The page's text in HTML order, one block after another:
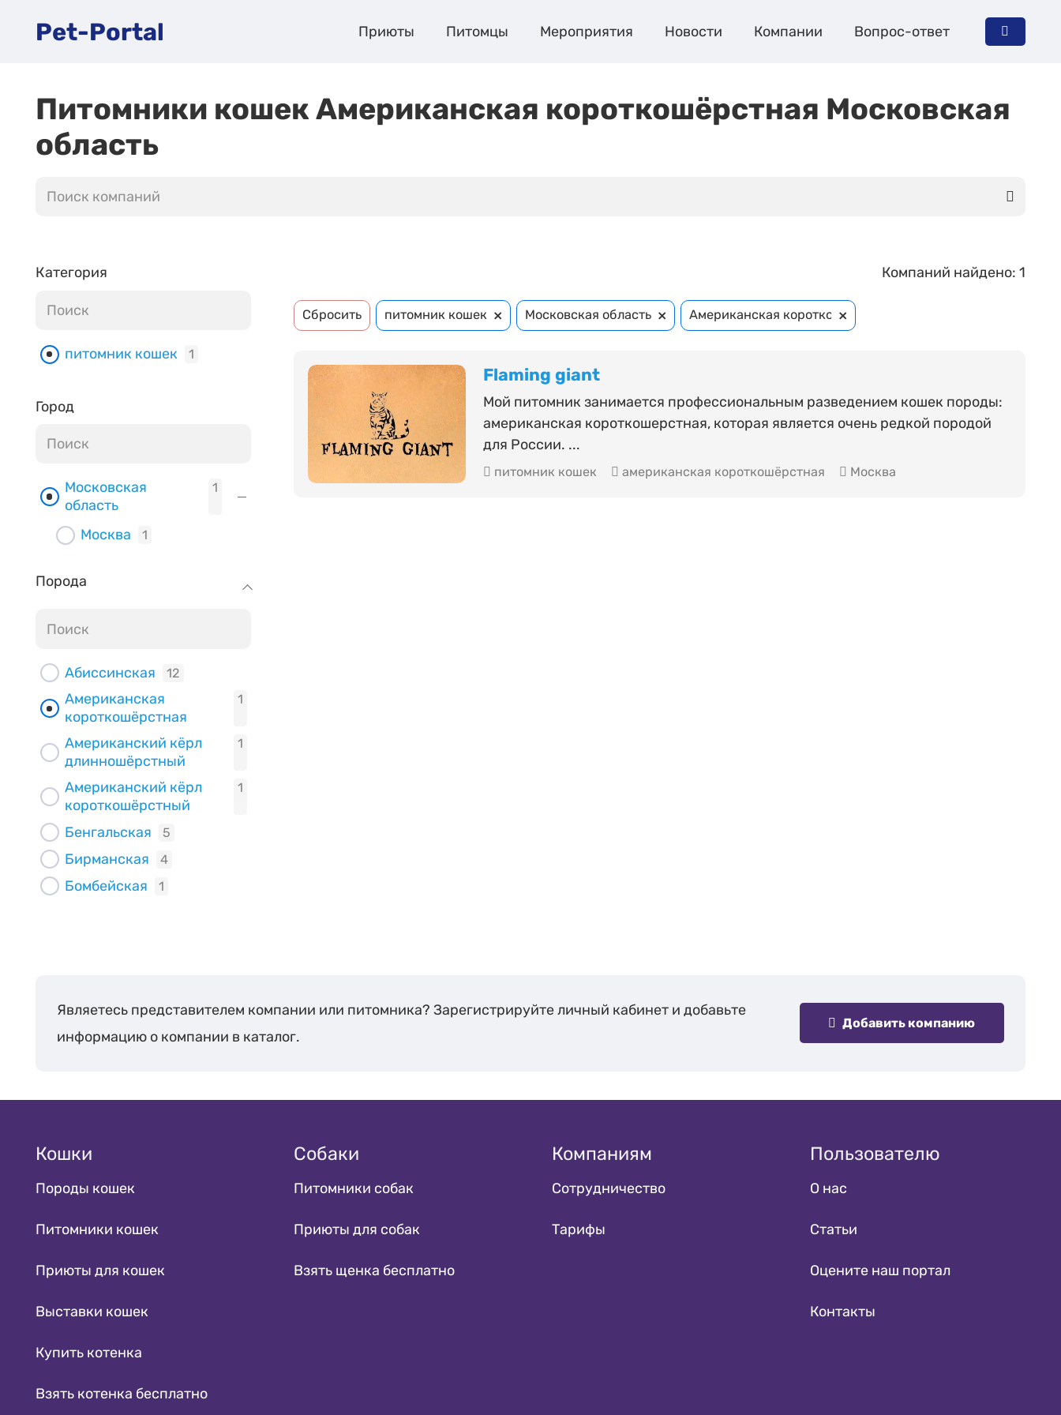
Pet-Portal Приюты Питомцы Мероприятия Новости Компании Вопрос-ответ
Питомники кошек Американская короткошёрстная Московская
область
Категория
питомник кошек 1
Город
Московская
область
1
Москва 1
Порода
Абиссинская 12
Американская
короткошёрстная
1
Американский кёрл
длинношёрстный
1
Американский кёрл
короткошёрстный
1
Бенгальская 5
Бирманская 4
Бомбейская 1
Бурманская
Бурмилла
длинношёрстный
Египетская мау
Канадский Сфинкс
длинношёрстный
короткошёрстный
Ориентальная 3
Компаний найдено: 1
Сбросить питомник кошек × Московская область × Американская короткошёрстная
×
Flaming giant
Мой питомник занимается профессиональным разведением кошек породы:
американская короткошерстная, которая является очень редкой породой
для России. ...
питомник кошек американская короткошёрстная Москва
Являетесь представителем компании или питомника? Зарегистрируйте личный кабинет и добавьте
информацию о компании в каталог.
Добавить компанию
Кошки
Породы кошек
Питомники кошек
Приюты для кошек
Выставки кошек
Купить котенка
Взять котенка бесплатно
Собаки
Питомники собак
Приюты для собак
Взять щенка бесплатно
Компаниям
Сотрудничество
Тарифы
Пользователю
О нас
Статьи
Оцените наш портал
Контакты